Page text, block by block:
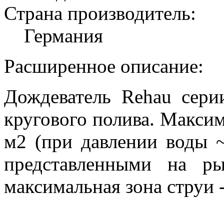
Страна производитель:
Германия
Расширенное описание:
Дождеватель Rehau
кругового полива.
м2 (при давлении воды
представленными на
максимальная зона